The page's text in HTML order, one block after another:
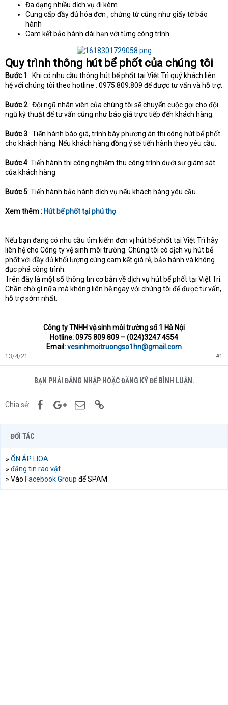
Đa dạng nhiều dịch vụ đi kèm.
Cung cấp đầy đủ hóa đơn , chứng từ cũng như giấy tờ bảo
hành
Cam kết bảo hành dài hạn với từng công trình.
Quy trình thông hút bể phốt của chúng tôi
Bước 1 : Khi có nhu cầu thông hút bể phốt tại Việt Trì quý khách liên
hệ với chúng tôi theo hotline : 0975.809.809 để được tư vấn và hỗ trợ.
Bước 2: Đội ngũ nhân viên của chúng tôi sẽ chuyển cuộc gọi cho đội
ngũ kỹ thuật để tư vấn cũng như báo giá trực tiếp đến khách hàng.
Bước 3: Tiến hành báo giá, trình bày phương án thi công hút bể phốt
cho khách hàng. Nếu khách hàng đồng ý sẽ tiến hành theo yêu cầu.
Bước 4: Tiến hành thi công nghiệm thu công trình dưới sự giám sát
của khách hàng
Bước 5: Tiến hành bảo hành dịch vụ nếu khách hàng yêu cầu.
Xem thêm : Hút bể phốt tại phú thọ
Nếu bạn đang có nhu cầu tìm kiếm đơn vị hút bể phốt tại Việt Trì hãy
liên hệ cho Công ty vệ sinh môi trường. Chúng tôi có dịch vụ hút bể
phốt với đầy đủ khối lượng cùng cam kết giá rẻ, bảo hành và không
đục phá công trình.
Trên đây là một số thông tin cơ bản về dịch vụ hút bể phốt tại Việt Trì.
Chần chờ gì nữa mà không liên hệ ngay với chúng tôi để được tư vấn,
hỗ trợ sớm nhất.
Công ty TNHH vệ sinh môi trường số 1 Hà Nội
Hotline: 0975 809 809 – (024)3247 4554
Email:vesinhmoitruongso1hn@gmail.com
13/4/21 #1
BẠN PHẢI ĐĂNG NHẬP HOẶC ĐĂNG KÝ ĐỂ BÌNH LUẬN.
Chia sẻ: FacebookGoogle+Email
ĐỐI TÁC
» ỔN ÁP LIOA
» đăng tin rao vặt
» Vào Facebook Group để SPAM